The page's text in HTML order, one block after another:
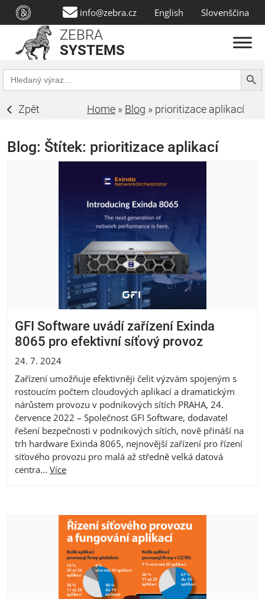
info@zebra.cz English Slovenščina
ZEBRA
SYSTEMS
Search
for:
Search
Zpět Home » Blog » prioritizace aplikací
Blog: Štítek: prioritizace aplikací
GFI Software uvádí zařízení Exinda
8065 pro efektivní síťový provoz
24. 7. 2024
Zařízení umožňuje efektivněji čelit výzvám spojeným s
rostoucím počtem cloudových aplikací a dramatickým
nárůstem provozu v podnikových sítích PRAHA, 24.
července 2022 – Společnost GFI Software, dodavatel
řešení bezpečnosti v podnikových sítích, nově přináší na
trh hardware Exinda 8065, nejnovější zařízení pro řízení
síťového provozu pro malá až středně velká datová
centra... Více